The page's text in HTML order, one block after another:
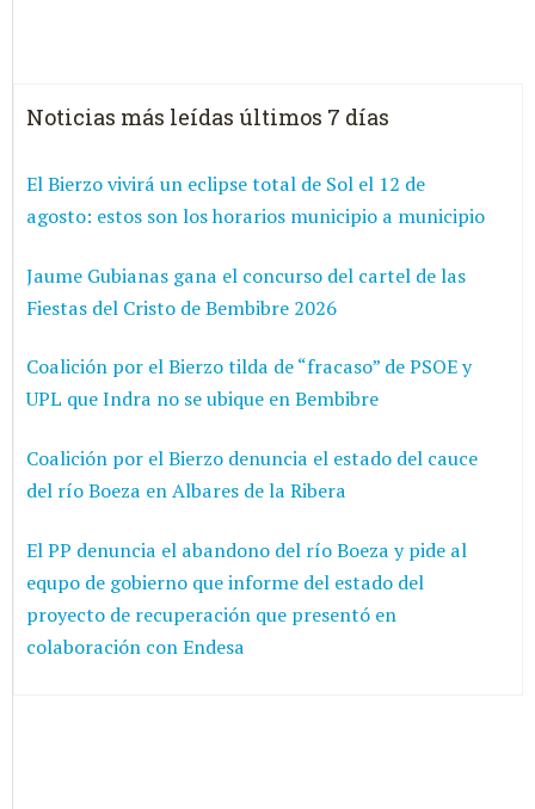
Noticias más leídas últimos 7 días
El Bierzo vivirá un eclipse total de Sol el 12 de
agosto: estos son los horarios municipio a municipio
Jaume Gubianas gana el concurso del cartel de las
Fiestas del Cristo de Bembibre 2026
Coalición por el Bierzo tilda de “fracaso” de PSOE y
UPL que Indra no se ubique en Bembibre
Coalición por el Bierzo denuncia el estado del cauce
del río Boeza en Albares de la Ribera
El PP denuncia el abandono del río Boeza y pide al
equpo de gobierno que informe del estado del
proyecto de recuperación que presentó en
colaboración con Endesa